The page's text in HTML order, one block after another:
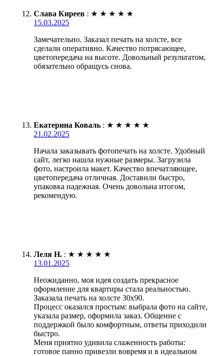
Слава Киреев : ★ ★ ★ ★ ★
15.03.2025
Замечательно. Заказал печать на холсте, все
сделали оперативно. Качество потрясающее,
цветопередача на высоте. Довольный результатом,
обязательно обращусь снова.
Екатерина Коваль : ★ ★ ★ ★ ★
21.02.2025
Начала заказывать фотопечать на холсте. Удобный
сайт, легко нашла нужные размеры. Загрузила
фото, настроила макет. Качество впечатляющее,
цветопередача отличная. Доставили быстро,
упаковка надежная. Очень довольна итогом,
рекомендую.
Леля Н. : ★ ★ ★ ★ ★
13.01.2025
Неожиданно, моя идея создать прекрасное
оформление для квартиры стала реальностью.
Заказала печать на холсте 30х90.
Процесс оказался простым: выбрала фото на сайте,
указала размер, оформила заказ. Общение с
поддержкой было комфортным, ответы приходили
быстро.
Меня приятно удивила слаженность работы:
готовое панно привезли вовремя и в идеальном